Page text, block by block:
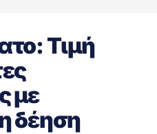
Τιμή
με
δέηση